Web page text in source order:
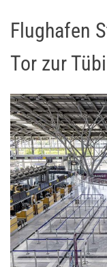
Flughafen
Tor zur